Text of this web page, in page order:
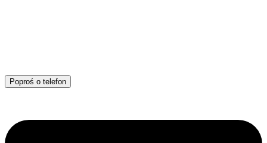
Poproś o telefon